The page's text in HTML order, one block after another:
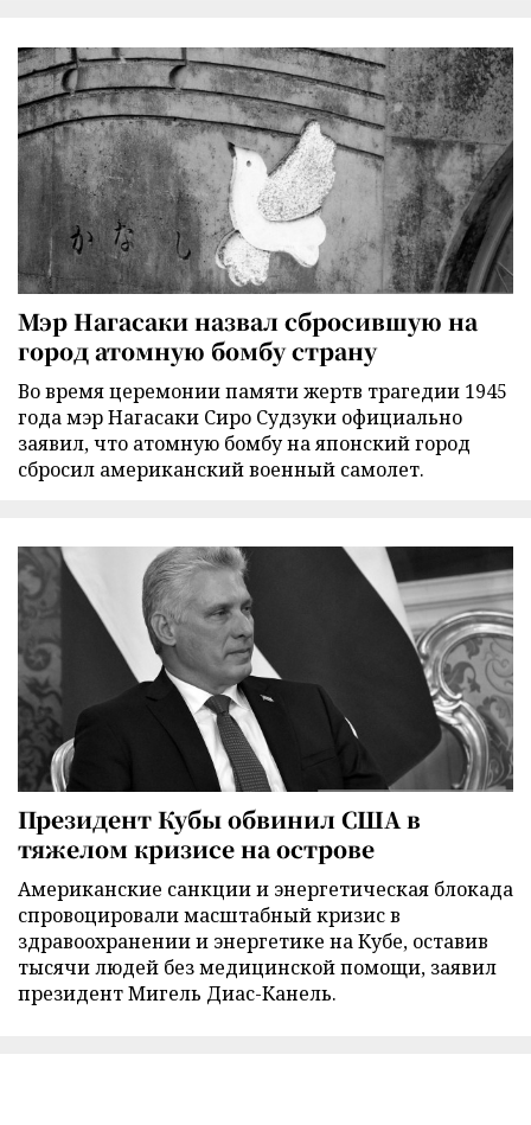
Мэр Нагасаки назвал сбросившую на
город атомную бомбу страну
Во время церемонии памяти жертв трагедии 1945
года мэр Нагасаки Сиро Судзуки официально
заявил, что атомную бомбу на японский город
сбросил американский военный самолет.
Президент Кубы обвинил США в
тяжелом кризисе на острове
Американские санкции и энергетическая блокада
спровоцировали масштабный кризис в
здравоохранении и энергетике на Кубе, оставив
тысячи людей без медицинской помощи, заявил
президент Мигель Диас-Канель.